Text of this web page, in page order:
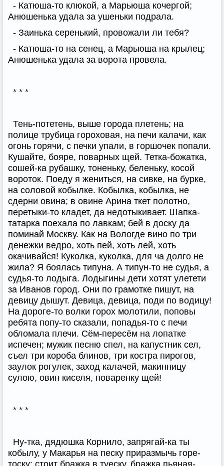
- Катюша-то клюкой, а Марьюша кочергой;
Анюшенька удала за ушеньки подрала.
- Заинька серенький, провожали ли тебя?
- Катюша-то на сенец, а Марьюша на крылец;
Анюшенька удала за ворота провела.
* * *
Тень-потетень, выше города плетень; на
полице трубица гороховая, на печи калачи, как
огонь горячи, с печки упали, в горшочек попали.
Кушайте, бояре, поварных щей. Тетка-божатка,
сошей-ка рубашку, тоненьку, беленьку, косой
вороток. Поеду я жениться, на сивке, на бурке,
на соловой кобылке. Кобылка, кобылка, не
сдерни овина; в овине Арина ткет полотно,
перетыки-то кладет, да недотыкивает. Шапка-
татарка поехала по лавкам; бей в доску да
поминай Москву. Как на Вологде вино по три
денежки ведро, хоть пей, хоть лей, хоть
окачивайся! Куколка, куколка, для ча долго не
жила? Я боялась типуна. А типун-то не судья, а
судья-то лодыга. Лодыгины дети хотят улетети
за Иванов город. Они по грамотке пишут, на
девицу дышут. Девица, девица, поди по водицу!
На дороге-то волки горох молотили, поповы
ребята попу-то сказали, попадья-то с печи
обломала плечи. Сём-пересём на лопатке
испечен; мужик песню спел, на капустник сел,
съел три короба блинов, три костра пирогов,
заулок рогулек, заход калачей, макинницу
сулою, овин киселя, поваренку щей!
* * *
Ну-тка, дядюшка Корнило, запрягай-ка ты
кобылу, у Макарья на песку приразмычь горе-
тоску: стоит бражка в туеску, бражка пьяная-